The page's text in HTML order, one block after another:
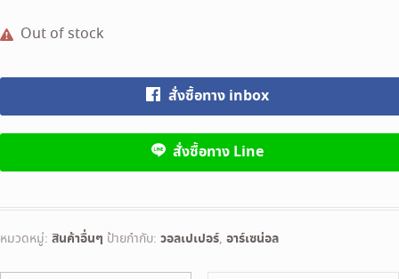
was:
is:
Out of stock
สั่งซื้อทาง inbox
สั่งซื้อทาง Line
หมวดหมู่: สินค้าอื่นๆ ป้ายกำกับ: วอลเปเปอร์, อาร์เซน่อล